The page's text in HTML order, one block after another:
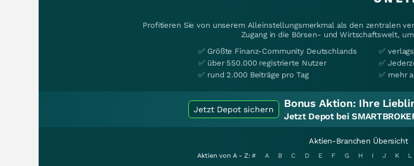
Profitieren Sie von unserem Alleinstellungsmerkmal als den zentralen
Zugang in die Börsen- und Wirtschaftswelt,
✅ Größte Finanz-Community Deutschlands
✅ über 550.000 registrierte Nutzer
✅ rund 2.000 Beiträge pro Tag
✅
✅
✅ mehr
Jetzt Depot sichern Bonus Aktion: Ihre
Jetzt Depot bei
Aktien-Branchen Übersicht
Aktien von A - Z: # A B C D E F G H I J K L